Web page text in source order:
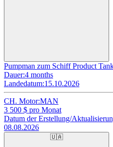
Pumpman zum Schiff Product
Dauer:4 months
Landedatum:15.10.2026
CH. Motor:MAN
3 500 $ pro Monat
Datum der Erstellung/
08.08.2026
🇺🇦